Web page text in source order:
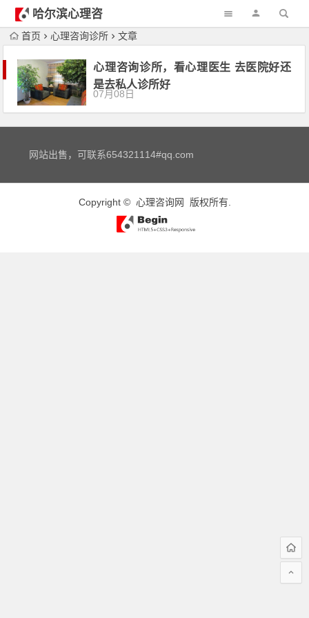
哈尔滨心理咨
询首页 心理咨询诊所 文章
心理咨询诊所，看心理医生 去医院好还
是去私人诊所好
07月08日
网站出售，可联系654321114#qq.com
Copyright © 心理咨询网 版权所有.